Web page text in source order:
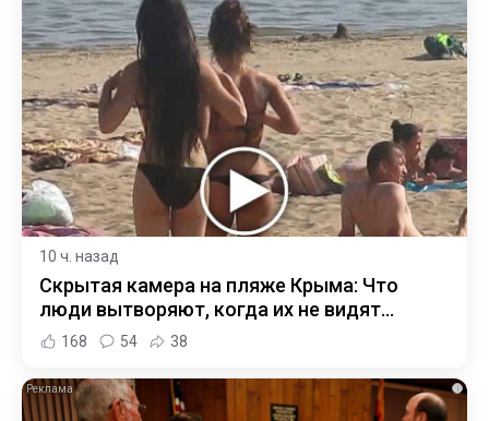
10 ч. назад
Скрытая камера на пляже Крыма: Что
люди вытворяют, когда их не видят...
168 54 38
i